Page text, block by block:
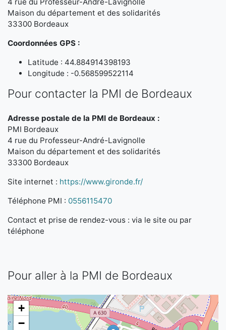
Maison du département et des solidarités
33300 Bordeaux
Coordonnées GPS :
Latitude : 44.884914398193
Longitude : -0.568599522114
Pour contacter la PMI de Bordeaux
Adresse postale de la PMI de Bordeaux :
PMI Bordeaux
4 rue du Professeur-André-Lavignolle
Maison du département et des solidarités
33300 Bordeaux
Site internet : https://www.gironde.fr/
Téléphone PMI : 0556115470
Contact et prise de rendez-vous : via le site ou par
téléphone
Pour aller à la PMI de Bordeaux
+
−